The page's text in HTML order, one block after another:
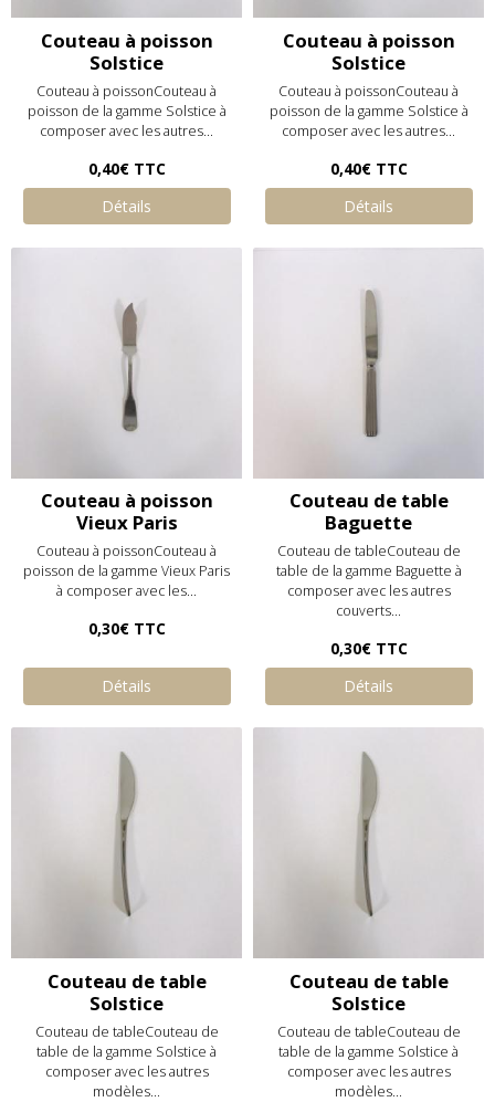
Couteau à poisson
Solstice
Couteau à poissonCouteau à
poisson de la gamme Solstice à
composer avec les autres...
0,40€ TTC
Détails
Couteau à poisson
Solstice
Couteau à poissonCouteau à
poisson de la gamme Solstice à
composer avec les autres...
0,40€ TTC
Détails
Couteau à poisson
Vieux Paris
Couteau à poissonCouteau à
poisson de la gamme Vieux Paris
à composer avec les...
0,30€ TTC
Détails
Couteau de table
Baguette
Couteau de tableCouteau de
table de la gamme Baguette à
composer avec les autres
couverts...
0,30€ TTC
Détails
Couteau de table
Solstice
Couteau de tableCouteau de
table de la gamme Solstice à
composer avec les autres
modèles...
Couteau de table
Solstice
Couteau de tableCouteau de
table de la gamme Solstice à
composer avec les autres
modèles...